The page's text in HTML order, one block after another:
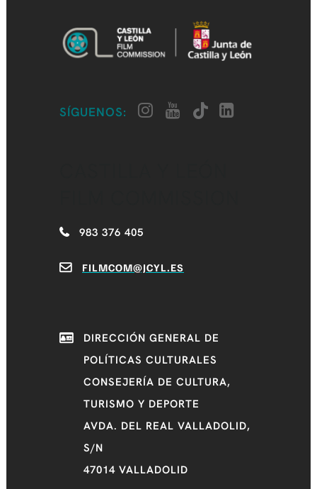
SÍGUENOS:
983 376 405
FILMCOM@JCYL.ES
DIRECCIÓN GENERAL DE
POLÍTICAS CULTURALES
CONSEJERÍA DE CULTURA,
TURISMO Y DEPORTE
AVDA. DEL REAL VALLADOLID,
S/N
47014 VALLADOLID